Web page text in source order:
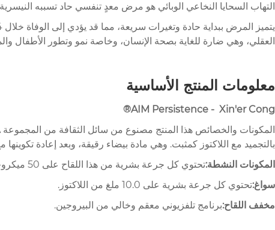
التهاب السحايا النخاعي الوبائي هو مرض معدٍ تنفسي حاد تسببه
العقلي، وهي ضارة للغاية بصحة الإنسان، وخاصة نمو وتطور الأطفال
معلومات المنتج الأساسية
AIM Persistence - Xin'er Cong®
بالتجميد مع اللاكتوز كمثبت. وهي مادة بيضاء رقيقة، وبعد إعادة
المكونات النشطة:تحتوي كل جرعة بشرية من هذا اللقاح على 50 ميكروجرام من عديد السكاريد من كبسولات المجموعة A وC وY وW135.
سواغ:تحتوي كل جرعة بشرية على 10.0 ملغ من اللاكتوز.
مخفف اللقاح:برنامج تلفزيوني معقم وخالي من البيروجين.